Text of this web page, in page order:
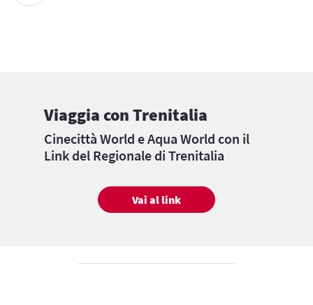
Viaggia con Trenitalia
Cinecittà World e Aqua World con il
Link del Regionale di Trenitalia
Vai al link